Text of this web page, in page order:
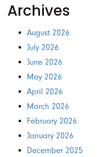
Archives
August 2026
July 2026
June 2026
May 2026
April 2026
March 2026
February 2026
January 2026
December 2025